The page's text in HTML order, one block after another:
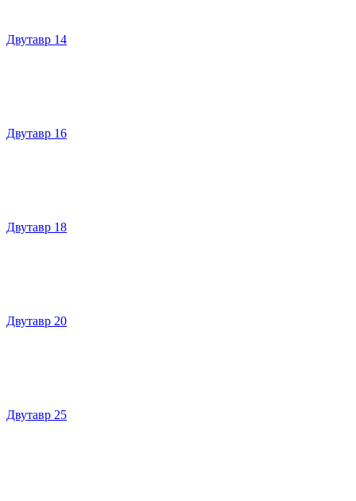
Двутавр 14
Двутавр 16
Двутавр 18
Двутавр 20
Двутавр 25